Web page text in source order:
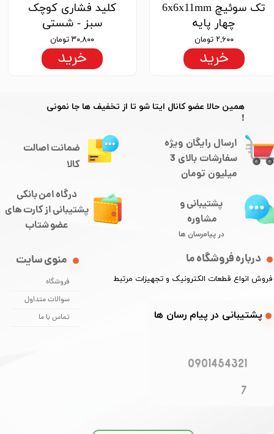
تک سوئیچ 6x6x11mm
چهار پایه
۲,۶۰۰ تومان
خرید
کلید فشاری کوچک
سبز - شستی
۳۰,۸۰۰ تومان
خرید
ارسال رایگان ویژه
سفارشات بالای 3
میلیون تومان
درباره فروشگاه ما
​فروش انواع قطعات الکترونیک و تجهیزات مرتبط
منوی سایت
فروشگاه
سوالات متداول
تماس با ما
​​پشتیبانی در پیام رسان ها
0901454321
7
درگاه امن بانکی
​​​​​​پشتیبانی از کارت های
​​​​​​​عضو شتاب
پشتیبانی و
مشاوره
در پیامرسان ها
ضمانت اصالت
کالا
​​همین حالا عضو کانال ایتا شو تا از تخفیف ها جا نمونی
!